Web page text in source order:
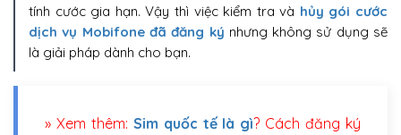
tính cước gia hạn. Vậy thì việc kiểm tra và hủy gói cước
dịch vụ Mobifone đã đăng ký nhưng không sử dụng sẽ
là giải pháp dành cho bạn.
» Xem thêm: Sim quốc tế là gì? Cách đăng ký